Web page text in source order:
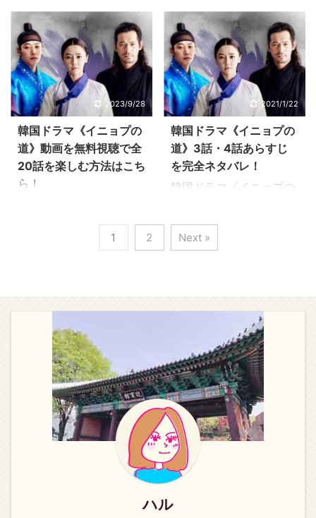
の部屋に入る王様とウン
チャムがに気がつき、無
理やり謁見しようとしま
す。 父クク・ユが無実で
あることを王様に訴えま
すが、王様の父親である
太祖の名前を出して怒り
を買ってしまうのです。
怒った王様に証拠を見つ
けるよう ...
ョン・ユミ）とタンジ
（チョン・ソミン）のど
ちらか一方を売る」とユ
ン氏は使用人たちの前で
宣言します。 自分たちで
決めろと言われて、２人
は苦しみます。イニョプ
を行かせたいユノクは、
くじ引きに仕掛けをする
ようにとケット ...
道》7話・8話のあらすじ
を感想を交えながらお伝
えしています。 そのほか
韓国ドラマ《イニョプの
道》あらすじ感想、キャ
スト情報、視聴率、動
画、DVDなどの情報もお
届けしますので、最後ま
で楽しんでいただけると
うれしいです！ 韓国ドラ
マ《イニョプの道》7話
ホ家を訪れた王様に父親
の無罪を訴えようとしま
ます。遺書の見せるつも
りだったとイニョプは訴
えます。 民の声を聞くの
が王ではないかと…。訴
えますがムミョ ...
道》5話・6話のあらすじ
を感想を交えながらお伝
えしています。 そのほか
韓国ドラマ《イニョプの
道》あらすじ感想、キャ
スト情報、視聴率、動
画、DVDなどの情報もお
届けしますので、最後ま
で楽しんでいただけると
うれしいです！ 韓国ドラ
たイニョプ（チョン・ユ
ミ）。夜中にこっそり屋
人トックがいました。 お
前の密告のせいで父親が
殺されたと非難するイニ
ョプに、トックは謝りま
す。そして預か ...
2023/9/28
韓国ドラマ《イニョプの
道》動画を無料視聴で全
20話を楽しむ方法はこち
ら！
れ、両班から奴婢になっ
たクク・イニョプ（チョ
です。 そんな《イニョプ
の道》を1話から最終回
まで全20話を見放題する
方法を知りたくありませ
んか？ そこでこちらのペ
ージでは、韓国ドラマ
《イニョプの道》動画の
日本語字幕で見放題する
方法をご紹介します。最
2021/1/22
韓国ドラマ《イニョプの
道》3話・4話あらすじ
を完全ネタバレ！
韓国ドラマ《イニョプの
を感想を交えながらお伝
えしています。 そのほか
韓国ドラマ《イニョプの
届けしますので、最後ま
で楽しんでいただけると
うれしいです！ 韓国ドラ
マ《イニョプの道》3話
あらすじ 咸興の太祖はク
ク・ユが太宗の手先と決
めつけ、首をはねるよう
命じます。そこに飛び込
んできたウンギ（キム・
ドンウク）の訴えで、ク
無事に都に戻ることがで
1 2 Next »
ハル